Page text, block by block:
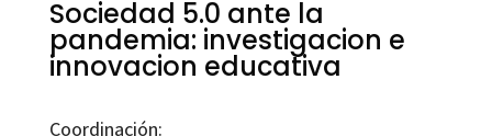
Sociedad 5.0 ante la
pandemia: investigacion e
innovacion educativa
Coordinación: